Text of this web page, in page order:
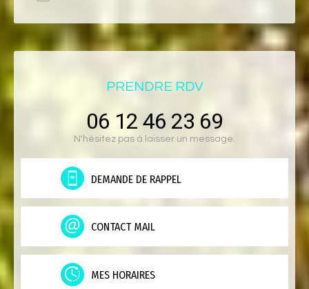
PRENDRE RDV
06 12 46 23 69
N'hésitez pas à laisser un message.
DEMANDE DE RAPPEL
CONTACT MAIL
MES HORAIRES